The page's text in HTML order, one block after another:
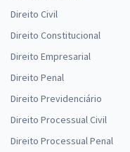
Direito Civil
Direito Constitucional
Direito Empresarial
Direito Penal
Direito Previdenciário
Direito Processual Civil
Direito Processual Penal